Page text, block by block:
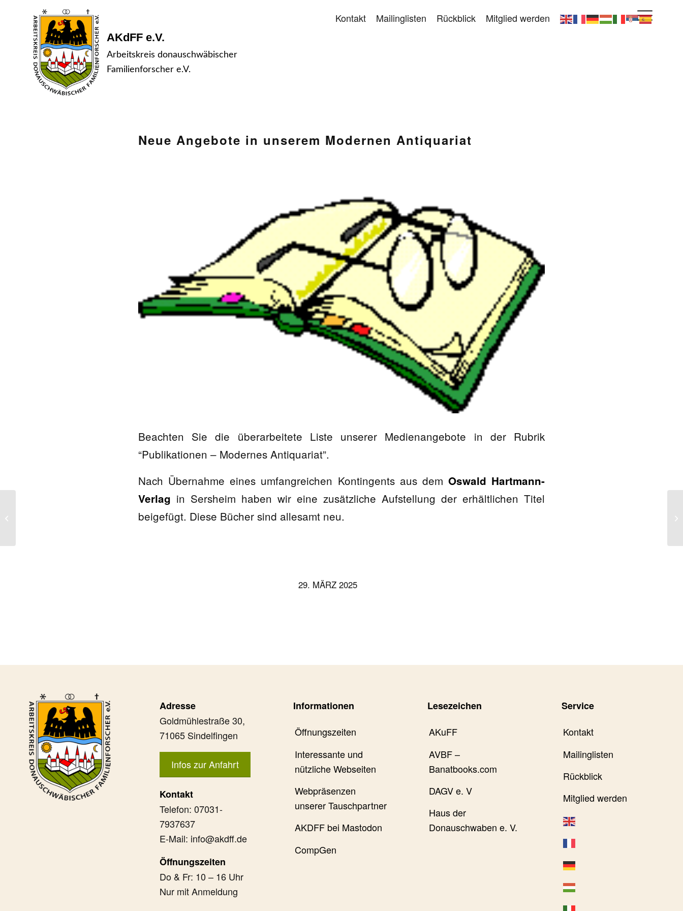
Kontakt Mailinglisten Rückblick Mitglied werden
AKdFF e.V.
Arbeitskreis donauschwäbischer
Familienforscher e.V.
Neue Angebote in unserem Modernen Antiquariat
Beachten Sie die überarbeitete Liste unserer Medienangebote in der Rubrik
“Publikationen – Modernes Antiquariat”.
Nach Übernahme eines umfangreichen Kontingents aus dem Oswald Hartmann-
Verlag in Sersheim haben wir eine zusätzliche Aufstellung der erhältlichen Titel
beigefügt. Diese Bücher sind allesamt neu.
29. MÄRZ 2025
Adresse
Goldmühlestraße 30,
71065 Sindelfingen
Infos zur Anfahrt
Kontakt
Telefon: 07031-
7937637
E-Mail: info@akdff.de
Öffnungszeiten
Do & Fr: 10 – 16 Uhr
Nur mit Anmeldung
Informationen
Öffnungszeiten
Interessante und
nützliche Webseiten
Webpräsenzen
unserer Tauschpartner
AKDFF bei Mastodon
CompGen
Lesezeichen
AKuFF
AVBF –
Banatbooks.com
DAGV e. V
Haus der
Donauschwaben e. V.
Service
Kontakt
Mailinglisten
Rückblick
Mitglied werden